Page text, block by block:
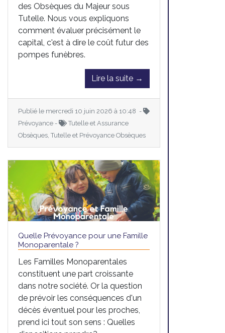
des Obsèques du Majeur sous
Tutelle. Nous vous expliquons
comment évaluer précisément le
capital, c'est à dire le coût futur des
pompes funèbres.
Lire la suite →
Publié le mercredi 10 juin 2026 à 10:48 -
Prévoyance -
Tutelle et Assurance
Obsèques, Tutelle et Prévoyance Obsèques
Quelle Prévoyance pour une Famille
Monoparentale ?
Les Familles Monoparentales
constituent une part croissante
dans notre société. Or la question
de prévoir les conséquences d'un
décès éventuel pour les proches,
prend ici tout son sens : Quelles